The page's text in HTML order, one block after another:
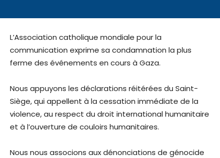
L’Association catholique mondiale pour la
communication exprime sa condamnation la plus
ferme des événements en cours à Gaza.
Nous appuyons les déclarations réitérées du Saint-
Siège, qui appellent à la cessation immédiate de la
violence, au respect du droit international humanitaire
et à l’ouverture de couloirs humanitaires.
Nous nous associons aux dénonciations de génocide